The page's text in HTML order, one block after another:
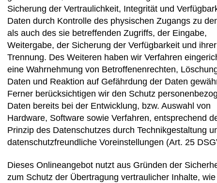
Sicherung der Vertraulichkeit, Integrität und
Daten durch Kontrolle des physischen Zugangs zu
als auch des sie betreffenden Zugriffs, der Eingabe,
Weitergabe, der Sicherung der Verfügbarkeit und ihrer
Trennung. Des Weiteren haben wir Verfahren
eine Wahrnehmung von Betroffenenrechten,
Daten und Reaktion auf Gefährdung der Daten
Ferner berücksichtigen wir den Schutz
Daten bereits bei der Entwicklung, bzw. Auswahl von
Hardware, Software sowie Verfahren, entsprechend
Prinzip des Datenschutzes durch Technikgestaltung
datenschutzfreundliche Voreinstellungen (Art. 25
Dieses Onlineangebot nutzt aus Gründen der
zum Schutz der Übertragung vertraulicher Inhalte,